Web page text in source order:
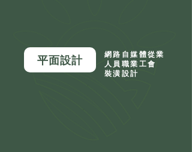
平面設計
網路自媒體從業
人員職業工會
裝潢設計